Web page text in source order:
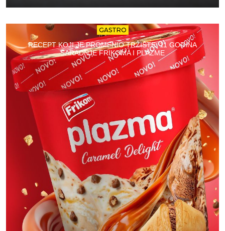
GASTRO
RECEPT KOJI JE PROMENIO TRŽIŠTE: 11 GODINA
SARADNJE FRIKOMA I PLAZME